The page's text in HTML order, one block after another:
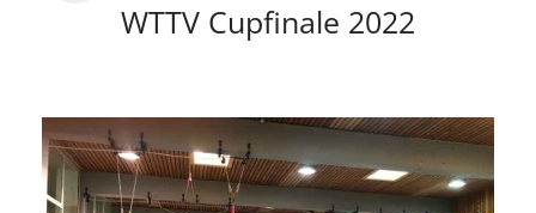
WTTV Cupfinale 2022